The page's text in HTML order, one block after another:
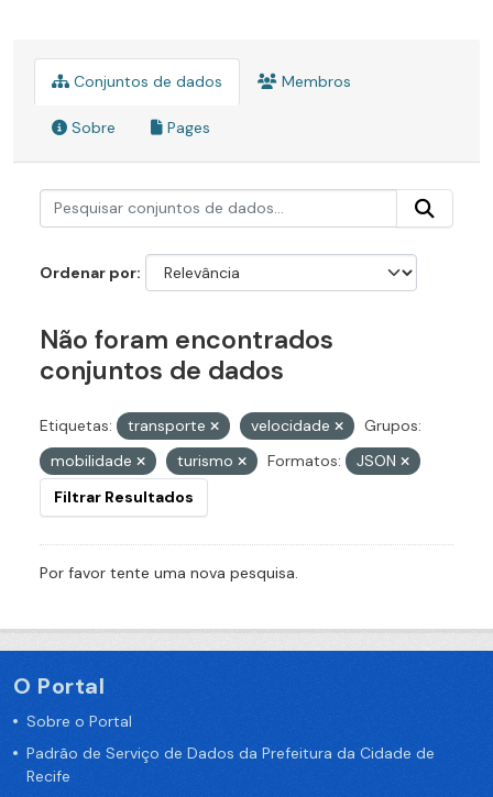
Conjuntos de dados Membros
Sobre Pages
Ordenar por
Não foram encontrados
conjuntos de dados
Etiquetas: transporte velocidade
Grupos:
mobilidade
turismo Formatos:
JSON
Filtrar Resultados
Por favor tente uma nova pesquisa.
O Portal
Sobre o Portal
Padrão de Serviço de Dados da Prefeitura da Cidade de
Recife